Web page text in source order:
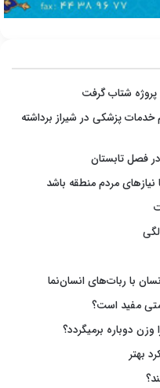
پزشکی در شیراز برداشته
فصل تابستان
مردم منطقه باشد
با ربات‌های انسان‌نما
مفید است؟
وزن دوباره برمیگردد؟
بهتر